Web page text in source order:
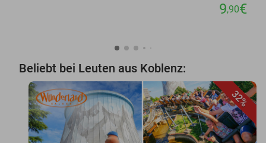
9,90€
Beliebt bei Leuten aus Koblenz:
32%